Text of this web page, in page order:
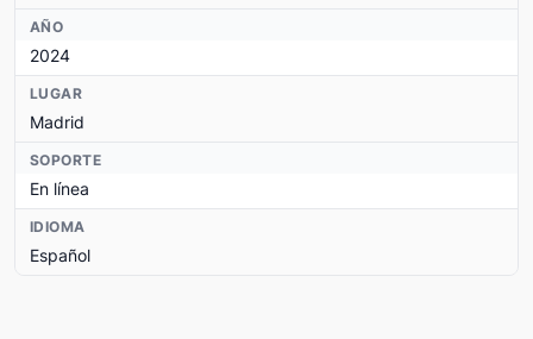
AÑO
2024
LUGAR
Madrid
SOPORTE
En línea
IDIOMA
Español